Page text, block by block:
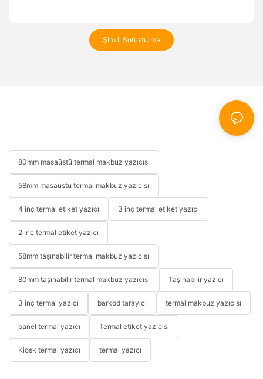
Şimdi Soruşturma
80mm masaüstü termal makbuz yazıcısı
58mm masaüstü termal makbuz yazıcısı
4 inç termal etiket yazıcı 3 inç termal etiket yazıcı
2 inç termal etiket yazıcı
58mm taşınabilir termal makbuz yazıcısı
80mm taşınabilir termal makbuz yazıcısı Taşınabilir yazıcı
3 inç termal yazıcı barkod tarayıcı termal makbuz yazıcısı
panel termal yazıcı Termal etiket yazıcısı
Kiosk termal yazıcı termal yazıcı